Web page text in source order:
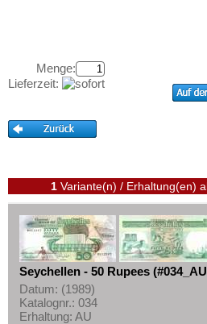
Tschad
Uganda
Zentralafrikanische
Zentralafrikanische Staaten
Zimbabwe
Kataloge
Aufbewahrung
Informationen
Preislisten
Ankauf
Erhaltungsgrade
Gratisbanknoten
Menge:
Lieferzeit:
1 Variante(n) / Erhaltung(en)
Seychellen - 50 Rupees
Datum: (1989)
Katalognr.: 034
Erhaltung: AU